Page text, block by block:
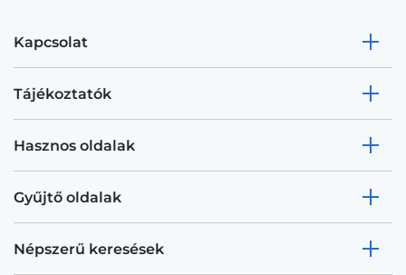
Kapcsolat
Tájékoztatók
Hasznos oldalak
Gyűjtő oldalak
Népszerű keresések